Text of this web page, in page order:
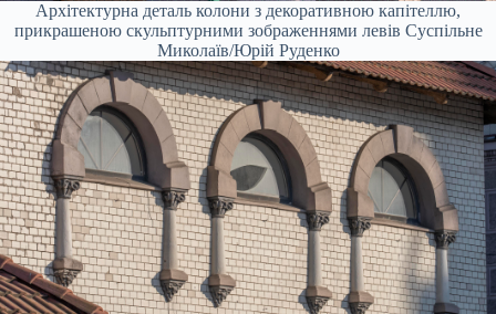
Архітектурна деталь колони з декоративною капітеллю,
прикрашеною скульптурними зображеннями левів Суспільне
Миколаїв/Юрій Руденко